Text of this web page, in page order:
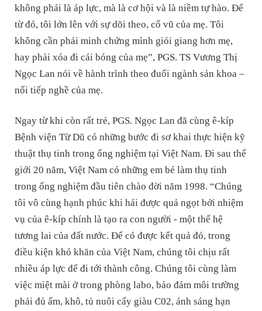
không phải là áp lực, mà là cơ hội và là niềm tự hào. Để
từ đó, tôi lớn lên với sự dõi theo, cổ vũ của mẹ. Tôi
không cần phải minh chứng mình giỏi giang hơn mẹ,
hay phải xóa đi cái bóng của mẹ”, PGS. TS Vương Thị
Ngọc Lan nói về hành trình theo đuổi ngành sản khoa –
nối tiếp nghề của mẹ.
Ngay từ khi còn rất trẻ, PGS. Ngọc Lan đã cùng ê-kíp
Bệnh viện Từ Dũ có những bước đi sơ khai thực hiện kỹ
thuật thụ tinh trong ống nghiệm tại Việt Nam. Đi sau thế
giới 20 năm, Việt Nam có những em bé làm thụ tinh
trong ống nghiệm đầu tiên chào đời năm 1998. “Chúng
tôi vô cùng hạnh phúc khi hái được quả ngọt bởi nhiệm
vụ của ê-kíp chính là tạo ra con người - một thế hệ
tương lai của đất nước. Để có được kết quả đó, trong
điều kiện khó khăn của Việt Nam, chúng tôi chịu rất
nhiều áp lực để đi tới thành công. Chúng tôi cùng làm
việc miệt mài ở trong phòng labo, bảo đảm môi trường
phải đủ ấm, khô, tủ nuôi cấy giàu C02, ánh sáng hạn